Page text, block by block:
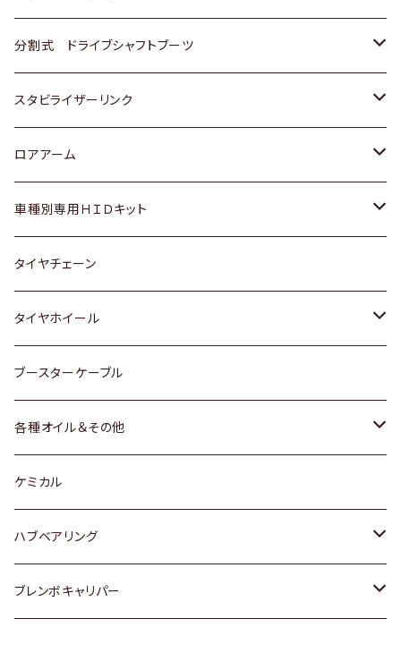
三菱
スバル
スバル
日産
いすゞ
ダイハツ
マツダ
三菱
スバル
レクサス
ホンダ
スズキ
日産
ダイハツ
マツダ
三菱
スバル
トヨタ
ホンダ
スズキ
日産
いすゞ
ダイハツ
マツダ
三菱
スバル
分割式 ドライブシャフトブーツ
トヨタ
ホンダ
スズキ
日産
ダイハツ
スバル
スタビライザーリンク
トヨタ
ホンダ
スズキ
日産
ダイハツ
マツダ
ロアアーム
ホンダ
スズキ
日産
ダイハツ
マツダ
スバル
車種別専用ＨＩＤキット
トヨタ
マツダ
タイヤチェーン
タイヤホイール
トヨタ
ホンダ
スズキ
日産
ダイハツ
ブースターケーブル
各種オイル＆その他
ディーデル洗浄添加剤
ケミカル
ハブベアリング
トヨタ
ブレンボキャリパー